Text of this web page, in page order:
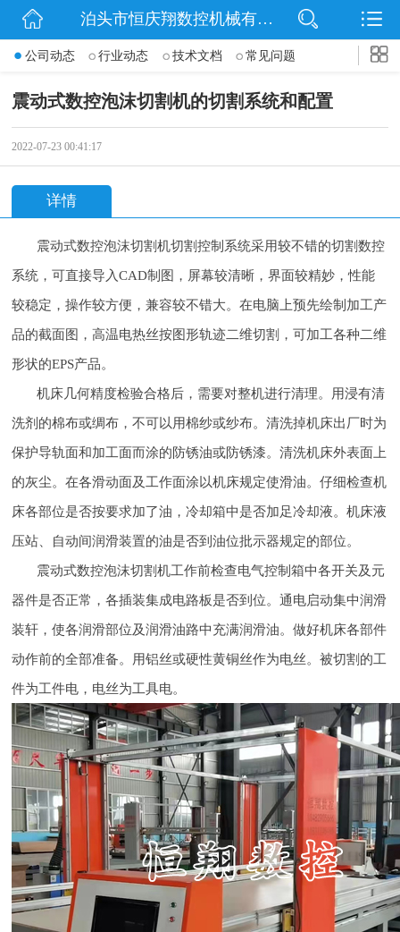
网站首页
动态
泊头市恒庆翔数控机械有限公司
公司动态 行业动态 技术文档 常见问题
震动式数控泡沫切割机的切割系统和配置
2022-07-23 00:41:17
详情
震动式数控泡沫切割机切割控制系统采用较不错的切割数控
系统，可直接导入CAD制图，屏幕较清晰，界面较精妙，性能
较稳定，操作较方便，兼容较不错大。在电脑上预先绘制加工产
品的截面图，高温电热丝按图形轨迹二维切割，可加工各种二维
形状的EPS产品。
机床几何精度检验合格后，需要对整机进行清理。用浸有清
洗剂的棉布或绸布，不可以用棉纱或纱布。清洗掉机床出厂时为
保护导轨面和加工面而涂的防锈油或防锈漆。清洗机床外表面上
的灰尘。在各滑动面及工作面涂以机床规定使滑油。仔细检查机
床各部位是否按要求加了油，冷却箱中是否加足冷却液。机床液
压站、自动间润滑装置的油是否到油位批示器规定的部位。
震动式数控泡沫切割机工作前检查电气控制箱中各开关及元
器件是否正常，各插装集成电路板是否到位。通电启动集中润滑
装轩，使各润滑部位及润滑油路中充满润滑油。做好机床各部件
动作前的全部准备。用铝丝或硬性黄铜丝作为电丝。被切割的工
件为工件电，电丝为工具电。